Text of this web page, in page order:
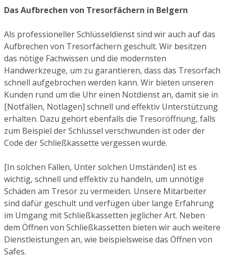
Das Aufbrechen von Tresorfächern in Belgern
Als professioneller Schlüsseldienst sind wir auch auf das
Aufbrechen von Tresorfächern geschult. Wir besitzen
das nötige Fachwissen und die modernsten
Handwerkzeuge, um zu garantieren, dass das Tresorfach
schnell aufgebrochen werden kann. Wir bieten unseren
Kunden rund um die Uhr einen Notdienst an, damit sie in
[Notfällen, Notlagen] schnell und effektiv Unterstützung
erhalten. Dazu gehört ebenfalls die Tresoröffnung, falls
zum Beispiel der Schlüssel verschwunden ist oder der
Code der Schließkassette vergessen wurde.
[In solchen Fällen, Unter solchen Umständen] ist es
wichtig, schnell und effektiv zu handeln, um unnötige
Schäden am Tresor zu vermeiden. Unsere Mitarbeiter
sind dafür geschult und verfügen über lange Erfahrung
im Umgang mit Schließkassetten jeglicher Art. Neben
dem Öffnen von Schließkassetten bieten wir auch weitere
Dienstleistungen an, wie beispielsweise das Öffnen von
Safes.